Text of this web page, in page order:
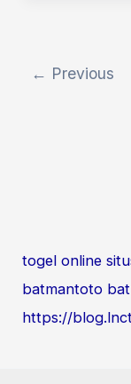
← Previous
togel online
batmantoto
https://